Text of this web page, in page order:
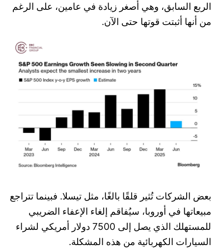
الربع السابق، وهي أصغر زيادة في عامين، على الرغم
من أنها أثبتت قوتها حتى الآن.
بعض الشركات تُثير قلقًا بالغًا، مثل تيسلا. فبينما تتراجع
مبيعاتها في أوروبا، سيُفاقم إلغاء الإعفاء الضريبي
للمستهلك الذي يصل إلى 7500 دولار أمريكي لشراء
السيارات الكهربائية من هذه المشكلة.